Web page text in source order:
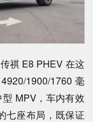
祺 E8 PHEV 在这
1900/1760 毫
MPV，车内有效
七座布局，既保证